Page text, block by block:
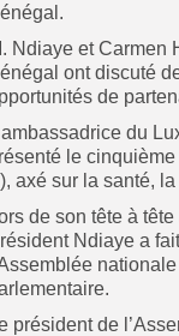
Ndiaye et Carmen
ont discuté
de
du
le
axé sur la santé,
de son tête à
Ndiaye a fait
président de